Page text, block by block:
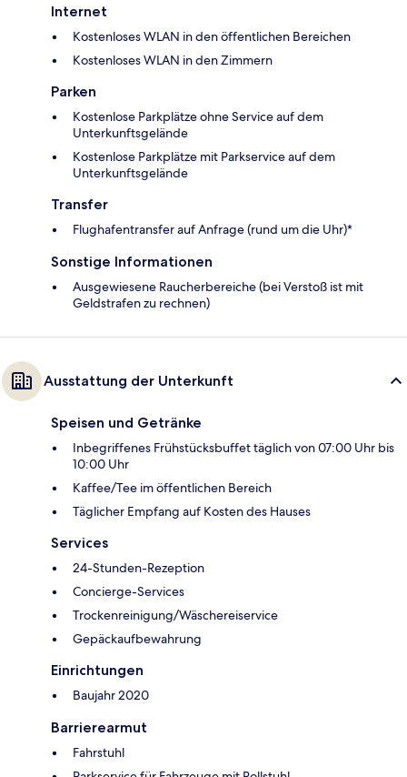
Internet
Kostenloses WLAN in den öffentlichen Bereichen
Kostenloses WLAN in den Zimmern
Parken
Kostenlose Parkplätze ohne Service auf dem
Unterkunftsgelände
Kostenlose Parkplätze mit Parkservice auf dem
Unterkunftsgelände
Transfer
Flughafentransfer auf Anfrage (rund um die Uhr)*
Sonstige Informationen
Ausgewiesene Raucherbereiche (bei Verstoß ist mit
Geldstrafen zu rechnen)
Ausstattung der Unterkunft
Speisen und Getränke
Inbegriffenes Frühstücksbuffet täglich von 07:00 Uhr bis
10:00 Uhr
Kaffee/Tee im öffentlichen Bereich
Täglicher Empfang auf Kosten des Hauses
Services
24-Stunden-Rezeption
Concierge-Services
Trockenreinigung/Wäschereiservice
Gepäckaufbewahrung
Einrichtungen
Baujahr 2020
Barrierearmut
Fahrstuhl